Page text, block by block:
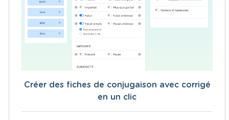
Créer des fiches de conjugaison avec corrigé
en un clic